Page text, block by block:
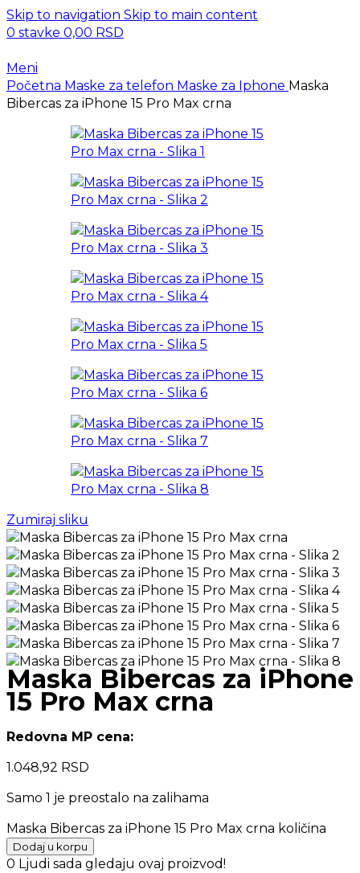
Skip to navigation Skip to main content
0 stavke 0,00 RSD
Meni
Početna Maske za telefon Maske za Iphone Maska
Bibercas za iPhone 15 Pro Max crna
Zumiraj sliku
Maska Bibercas za iPhone
15 Pro Max crna
Redovna MP cena:
1.048,92 RSD
Samo 1 je preostalo na zalihama
Maska Bibercas za iPhone 15 Pro Max crna količina
Dodaj u korpu
0 Ljudi sada gledaju ovaj proizvod!